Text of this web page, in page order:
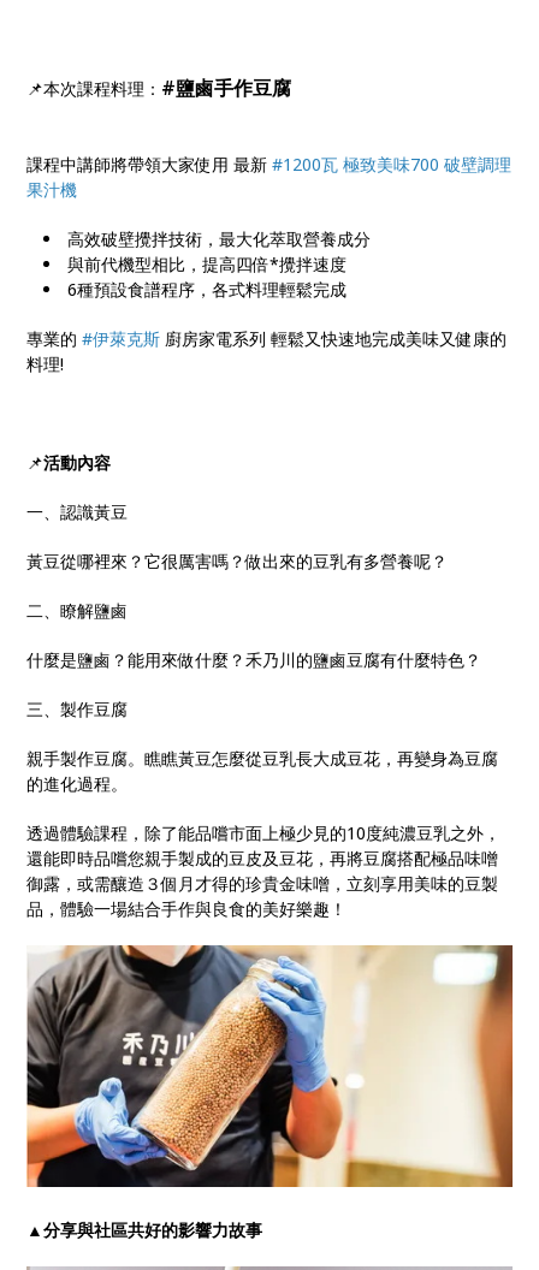
📌本次課程料理： #鹽鹵手作豆腐
課程中講師將帶領大家使用 最新 #1200瓦 極致美味700 破壁調理
果汁機
高效破壁攪拌技術，最大化萃取營養成分
與前代機型相比，提高四倍*攪拌速度
6種預設食譜程序，各式料理輕鬆完成
專業的 #伊萊克斯 廚房家電系列 輕鬆又快速地完成美味又健康的
料理!
📌活動內容
一、認識黃豆
黃豆從哪裡來？它很厲害嗎？做出來的豆乳有多營養呢？
二、瞭解鹽鹵
什麼是鹽鹵？能用來做什麼？禾乃川的鹽鹵豆腐有什麼特色？
三、製作豆腐
親手製作豆腐。瞧瞧黃豆怎麼從豆乳長大成豆花，再變身為豆腐
的進化過程。
透過體驗課程，除了能品嚐市面上極少見的10度純濃豆乳之外，
還能即時品嚐您親手製成的豆皮及豆花，再將豆腐搭配極品味噌
御露，或需釀造３個月才得的珍貴金味噌，立刻享用美味的豆製
品，體驗一場結合手作與良食的美好樂趣！
▲分享與社區共好的影響力故事